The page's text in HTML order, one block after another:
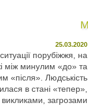
25.03.2020
порубіжжя, на
між минулим «до» та
«після». Людськість
в стані «тепер»,
загрозами